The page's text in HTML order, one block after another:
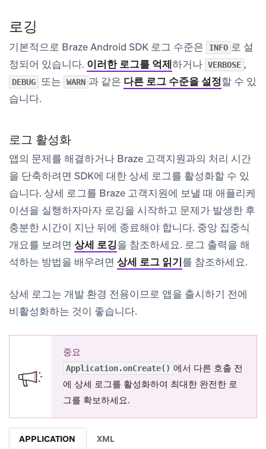
로깅
기본적으로 Braze Android SDK 로그 수준은 INFO 로 설
정되어 있습니다. 이러한 로그를 억제하거나 VERBOSE ,
DEBUG 또는 WARN 과 같은 다른 로그 수준을 설정할 수 있
습니다.
로그 활성화
앱의 문제를 해결하거나 Braze 고객지원과의 처리 시간
을 단축하려면 SDK에 대한 상세 로그를 활성화할 수 있
습니다. 상세 로그를 Braze 고객지원에 보낼 때 애플리케
이션을 실행하자마자 로깅을 시작하고 문제가 발생한 후
충분한 시간이 지난 뒤에 종료해야 합니다. 중앙 집중식
개요를 보려면 상세 로깅을 참조하세요. 로그 출력을 해
석하는 방법을 배우려면 상세 로그 읽기를 참조하세요.
상세 로그는 개발 환경 전용이므로 앱을 출시하기 전에
비활성화하는 것이 좋습니다.
중요
Application.onCreate() 에서 다른 호출 전
에 상세 로그를 활성화하여 최대한 완전한 로
그를 확보하세요.
APPLICATION XML